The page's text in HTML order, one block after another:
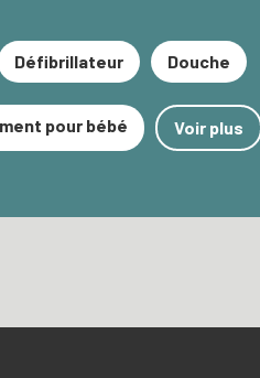
Défibrillateur Douche
pour bébé Voir plus